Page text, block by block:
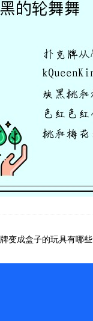
变成盒子的玩具有哪些